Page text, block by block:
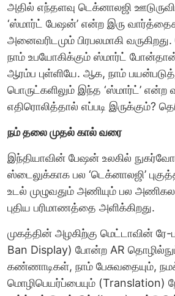
அதில் எந்தளவு டெக்னாலஜி
‘ஸ்மார்ட் பேஷன்’ என்ற இரு
அனைவரிடமும் பிரபலமாகி
நாம் உபயோகிக்கும் ஸ்மார்ட்
ஆரம்ப புள்ளியே. ஆக, நாம்
பொருட்களிலும் இந்த ‘ஸ்மார்ட்’ என்ற
எதிரொலித்தால் எப்படி இருக்கும்?
நம் தலை முதல் கால் வரை
இந்தியாவின் பேஷன் உலகில்
ஸ்டைலுக்காக பல ‘டெக்னாலஜி’
உடல் முழுவதும் அணியும் பல
புதிய பரிமாணத்தை அளிக்கிறது.
முகத்தின் அழகிற்கு மெட்டாவின்
Ban Display) போன்ற AR
கண்ணாடிகள், நாம் பேசுவதையும்,
மொழிபெயர்ப்பையும் (Translation)